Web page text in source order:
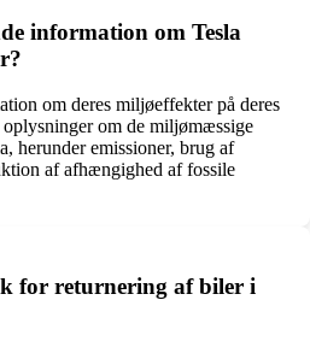
information om Tesla
om deres miljøeffekter på deres
om de miljømæssige
herunder emissioner, brug af
af afhængighed af fossile
for returnering af biler i